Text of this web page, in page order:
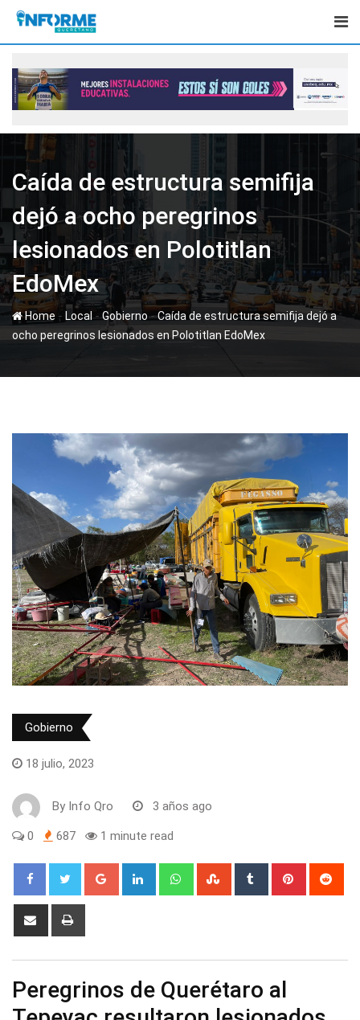
Skip
content
Caída de estructura semifija
dejó a ocho peregrinos
lesionados en Polotitlan
EdoMex
Home - Local -Gobierno-Caída de estructura semifija dejó a
ocho peregrinos lesionados en Polotitlan EdoMex
Gobierno
18 julio, 2023
By Info Qro 3 años ago
0 687 1 minute read
Google+ LinkedIn WhatsappStumbleUpon
Tumblr Pinterest
Share
Peregrinos de Querétaro al